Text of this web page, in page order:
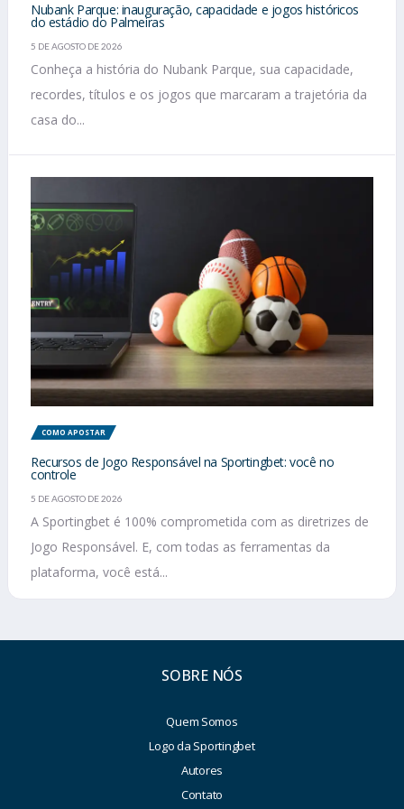
Nubank Parque: inauguração, capacidade e jogos históricos
do estádio do Palmeiras
5 DE AGOSTO DE 2026
Conheça a história do Nubank Parque, sua capacidade,
recordes, títulos e os jogos que marcaram a trajetória da
casa do...
COMO APOSTAR
Recursos de Jogo Responsável na Sportingbet: você no
controle
5 DE AGOSTO DE 2026
A Sportingbet é 100% comprometida com as diretrizes de
Jogo Responsável. E, com todas as ferramentas da
plataforma, você está...
SOBRE NÓS
Quem Somos
Logo da Sportingbet
Autores
Contato